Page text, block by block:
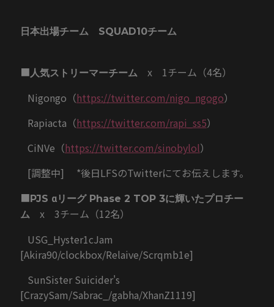
日本出場チーム SQUAD10チーム
■人気ストリーマーチームx 1チーム（4名）
Nigongo（https://twitter.com/nigo_ngogo）
Rapiacta（https://twitter.com/rapi_ss5）
CiNVe（https://twitter.com/sinobylol）
[調整中] *後日LFSのTwitterにてお伝えします。
■PJS αリーグ Phase 2 TOP 3に輝いたプロチー
ムx 3チーム（12名）
USG_Hyster1cJam
[Akira90/clockbox/Relaive/Scrqmb1e]
SunSister Suicider's
[CrazySam/Sabrac_/gabha/XhanZ1119]